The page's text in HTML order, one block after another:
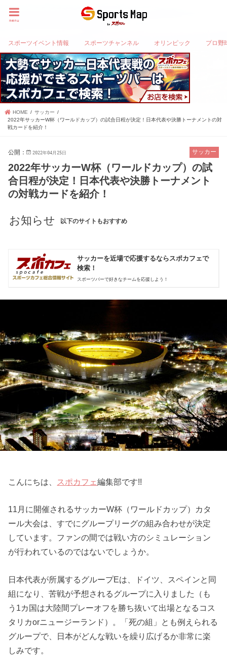
menu
スポーツイベント情報 スポーツチャンネル オリンピック プロ野
HOME
サッカー
2022年サッカーW杯（ワールドカップ）の試合日程が決定！日本代表や決勝トーナメントの対
戦カードを紹介！
サッカー
公開： 2022年04月25日
2022年サッカーW杯（ワールドカップ）の試
合日程が決定！日本代表や決勝トーナメント
の対戦カードを紹介！
お知らせ 以下のサイトもおすすめ
サッカーを近場で応援するならスポカフェで
検索！
スポーツバーで好きなチームを応援しよう！
こんにちは、 スポカフェ編集部です!!
11月に開催されるサッカーW杯（ワールドカップ）カタ
ール大会は、すでにグループリーグの組み合わせが決定
しています。ファンの間では戦い方のシミュレーション
が行われているのではないでしょうか。
日本代表が所属するグループEは、ドイツ、スペインと同
組になり、苦戦が予想されるグループに入りました（も
う1カ国は大陸間プレーオフを勝ち抜いて出場となるコス
タリカorニュージーランド）。「死の組」とも例えられる
グループで、日本がどんな戦いを繰り広げるか非常に楽
しみです。